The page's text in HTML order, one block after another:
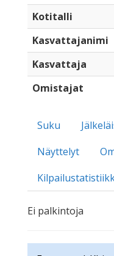
Kotitalli
Kasvattajanimi
Kasvattaja
Omistajat
Suku
Näyttelyt
Ei palkintoja